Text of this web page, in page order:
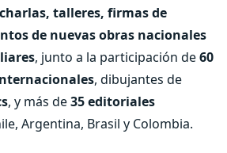
charlas, talleres, firmas de
de nuevas obras nacionales
, junto a la participación de60
, dibujantes de
, y más de35 editoriales
Argentina, Brasil y Colombia.